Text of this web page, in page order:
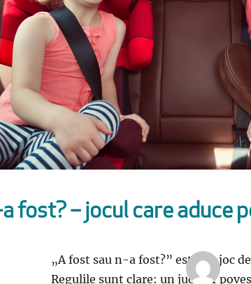
fost? – jocul care aduce
„A fost sau n-a fost?” este un joc
Regulile sunt clare: un jucator